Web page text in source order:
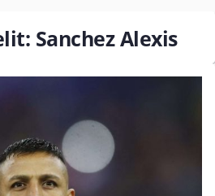
Sanchez Alexis